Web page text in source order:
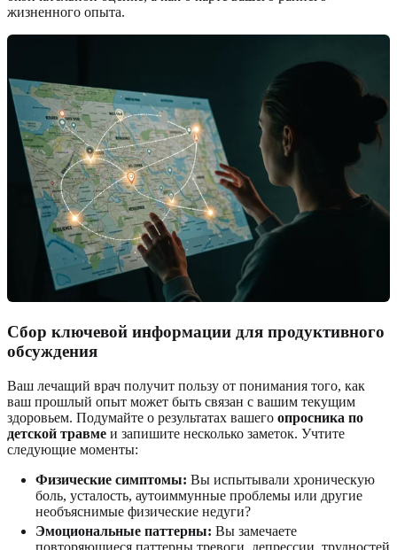
жизненного опыта.
Сбор ключевой информации для продуктивного
обсуждения
Ваш лечащий врач получит пользу от понимания того, как
ваш прошлый опыт может быть связан с вашим текущим
здоровьем. Подумайте о результатах вашего опросника по
детской травме и запишите несколько заметок. Учтите
следующие моменты:
Физические симптомы: Вы испытывали хроническую
боль, усталость, аутоиммунные проблемы или другие
необъяснимые физические недуги?
Эмоциональные паттерны: Вы замечаете
повторяющиеся паттерны тревоги, депрессии, трудностей